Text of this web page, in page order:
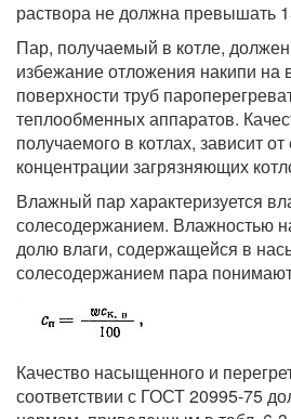
раствора не должна превышать
Пар, получаемый в котле,
избежание отложения накипи на
поверхности труб
теплообменных аппаратов.
получаемого в котлах, зависит
концентрации загрязняющих
Влажный пар характеризуется
солесодержанием. Влажностью
долю влаги, содержащейся в
солесодержанием пара
Качество насыщенного и
соответствии с ГОСТ 20995-75